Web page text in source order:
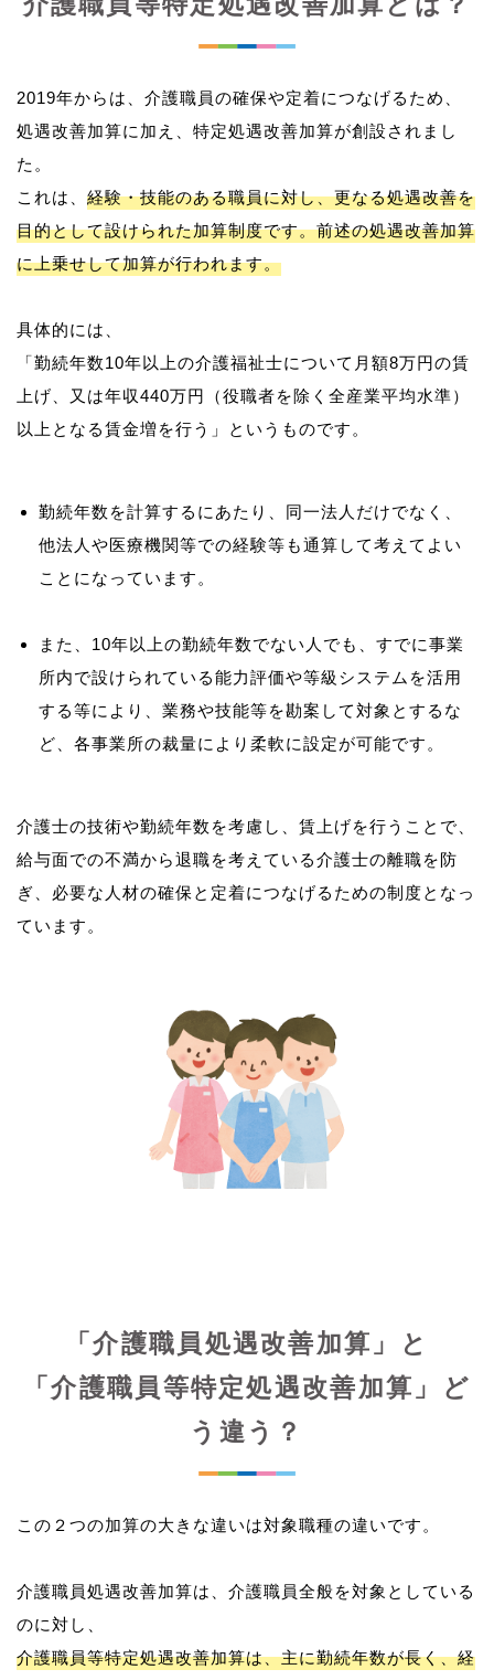
2019年からは、介護職員の確保や定着につなげるため、
処遇改善加算に加え、特定処遇改善加算が創設されまし
た。
これは、 経験・技能のある職員に対し、更なる処遇改善を
目的として設けられた加算制度です。前述の処遇改善加算
に上乗せして加算が行われます。
具体的には、
「勤続年数10年以上の介護福祉士について月額8万円の賃
上げ、又は年収440万円（役職者を除く全産業平均水準）
勤続年数を計算するにあたり、同一法人だけでなく、
他法人や医療機関等での経験等も通算して考えてよい
ことになっています。
また、10年以上の勤続年数でない人でも、すでに事業
所内で設けられている能力評価や等級システムを活用
する等により、業務や技能等を勘案して対象とするな
ど、各事業所の裁量により柔軟に設定が可能です。
介護士の技術や勤続年数を考慮し、賃上げを行うことで、
給与面での不満から退職を考えている介護士の離職を防
ぎ、必要な人材の確保と定着につなげるための制度となっ
ています。
「介護職員処遇改善加算」と
「介護職員等特定処遇改善加算」ど
う違う？
この２つの加算の大きな違いは対象職種の違いです。
介護職員処遇改善加算は、介護職員全般を対象としている
介護職員等特定処遇改善加算は、主に勤続年数が長く、経